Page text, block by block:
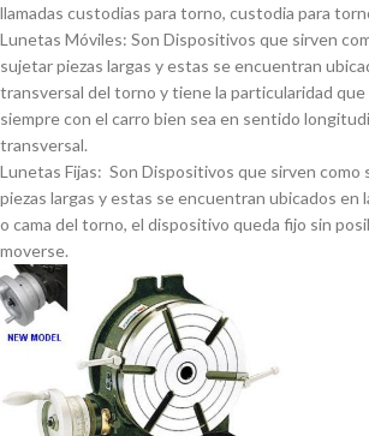
llamadas custodias para torno, custodia para
Lunetas Móviles: Son Dispositivos que sirven
sujetar piezas largas y estas se encuentran
transversal del torno y tiene la particularidad
siempre con el carro bien sea en sentido
transversal.
Lunetas Fijas: Son Dispositivos que sirven
piezas largas y estas se encuentran ubicados en
o cama del torno, el dispositivo queda fijo sin
moverse.